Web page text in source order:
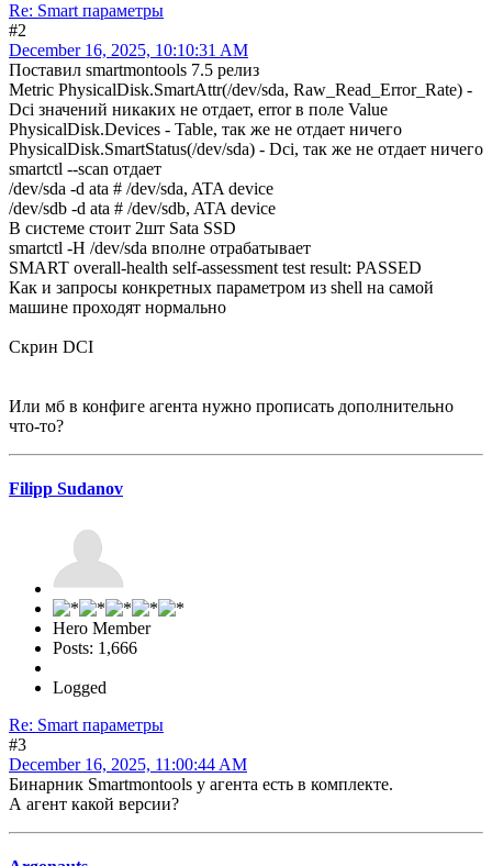
Re: Smart параметры
#2
December 16, 2025, 10:10:31 AM
Поставил smartmontools 7.5 релиз
Metric PhysicalDisk.SmartAttr(/dev/sda, Raw_Read_Error_Rate) -
Dci значений никаких не отдает, error в поле Value
PhysicalDisk.Devices - Table, так же не отдает ничего
PhysicalDisk.SmartStatus(/dev/sda) - Dci, так же не отдает ничего
smartctl --scan отдает
/dev/sda -d ata # /dev/sda, ATA device
/dev/sdb -d ata # /dev/sdb, ATA device
В системе стоит 2шт Sata SSD
smartctl -H /dev/sda вполне отрабатывает
SMART overall-health self-assessment test result: PASSED
Как и запросы конкретных параметром из shell на самой
машине проходят нормально
Скрин DCI
Или мб в конфиге агента нужно прописать дополнительно
что-то?
Filipp Sudanov
Hero Member
Posts: 1,666
Logged
Re: Smart параметры
#3
December 16, 2025, 11:00:44 AM
Бинарник Smartmontools у агента есть в комплекте.
А агент какой версии?